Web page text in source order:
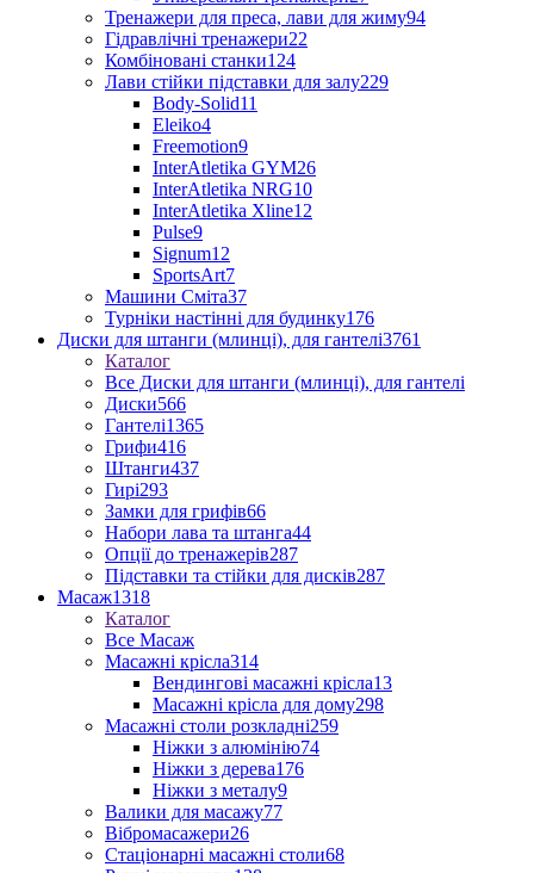
Тренажери для преса, лави для жиму94
Гідравлічні тренажери22
Комбіновані станки124
Лави стійки підставки для залу229
Body-Solid11
Eleiko4
Freemotion9
InterAtletika GYM26
InterAtletika NRG10
InterAtletika Xline12
Pulse9
Signum12
SportsArt7
Машини Сміта37
Турніки настінні для будинку176
Диски для штанги (млинці), для гантелі3761
Каталог
Все Диски для штанги (млинці), для гантелі
Диски566
Гантелі1365
Грифи416
Штанги437
Гирі293
Замки для грифів66
Набори лава та штанга44
Опції до тренажерів287
Підставки та стійки для дисків287
Масаж1318
Каталог
Все Масаж
Масажні крісла314
Вендингові масажні крісла13
Масажні крісла для дому298
Масажні столи розкладні259
Ніжки з алюмінію74
Ніжки з дерева176
Ніжки з металу9
Валики для масажу77
Вібромасажери26
Стаціонарні масажні столи68